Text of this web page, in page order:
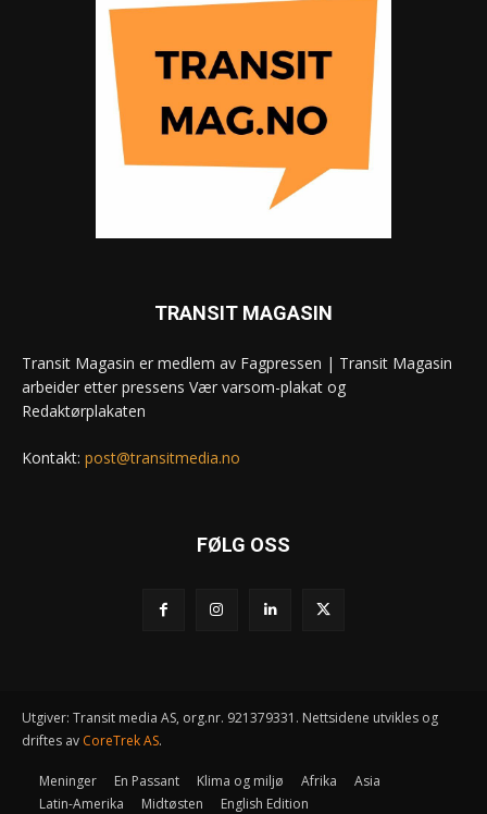
TRANSIT MAGASIN
Transit Magasin er medlem av Fagpressen | Transit Magasin
arbeider etter pressens Vær varsom-plakat og
Redaktørplakaten
Kontakt: post@transitmedia.no
FØLG OSS
Utgiver: Transit media AS, org.nr. 921379331. Nettsidene utvikles og
driftes av CoreTrek AS.
Meninger En Passant Klima og miljø Afrika
Asia
Latin-Amerika
Midtøsten English Edition